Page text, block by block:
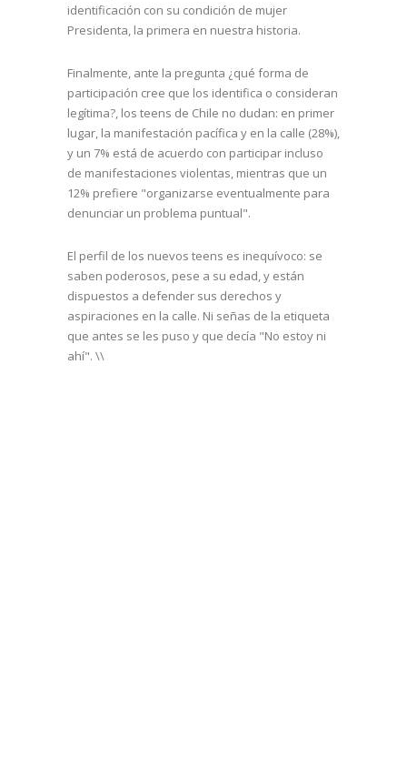
identificación con su condición de mujer
Presidenta, la primera en nuestra historia.
Finalmente, ante la pregunta ¿qué forma de
participación cree que los identifica o consideran
legítima?, los teens de Chile no dudan: en primer
lugar, la manifestación pacífica y en la calle (28%),
y un 7% está de acuerdo con participar incluso
de manifestaciones violentas, mientras que un
12% prefiere "organizarse eventualmente para
denunciar un problema puntual".
El perfil de los nuevos teens es inequívoco: se
saben poderosos, pese a su edad, y están
dispuestos a defender sus derechos y
aspiraciones en la calle. Ni señas de la etiqueta
que antes se les puso y que decía "No estoy ni
ahí". \\